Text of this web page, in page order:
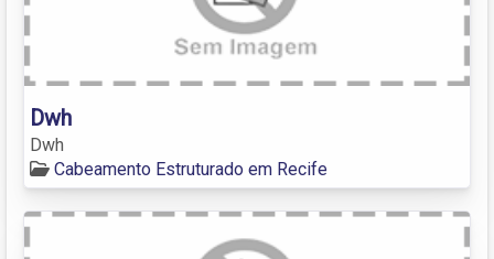
Dwh
Dwh
Cabeamento Estruturado em Recife